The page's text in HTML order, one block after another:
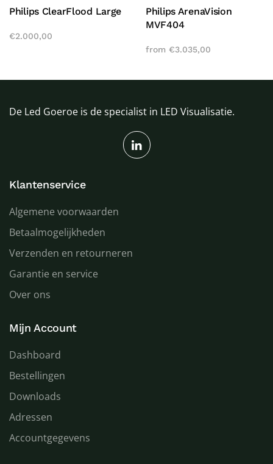
Philips ClearFlood Large
€2.000,00
Philips ArenaVision
MVF404
from €3.035,00
De Led Goeroe is de specialist in LED Visualisatie.
Klantenservice
Algemene voorwaarden
Betaalmogelijkheden
Verzenden en retourneren
Garantie en service
Over ons
Mijn Account
Dashboard
Bestellingen
Downloads
Adressen
Accountgegevens